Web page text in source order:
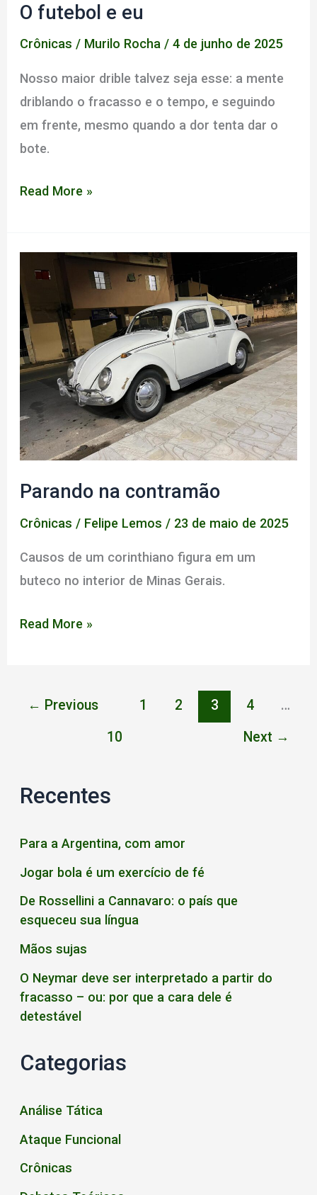
O futebol e eu
Crônicas / Murilo Rocha/4 de junho de 2025
Nosso maior drible talvez seja esse: a mente
driblando o fracasso e o tempo, e seguindo
em frente, mesmo quando a dor tenta dar o
bote.
O
Read More »
Parando na contramão
Crônicas / Felipe Lemos / 23 de maio de 2025
Causos de um corinthiano figura em um
buteco no interior de Minas Gerais.
Parando
Read More »
← Previous 1 2 3 4
…
10
Next →
Recentes
Para a Argentina, com amor
Jogar bola é um exercício de fé
De Rossellini a Cannavaro: o país que
esqueceu sua língua
Mãos sujas
O Neymar deve ser interpretado a partir do
fracasso – ou: por que a cara dele é
detestável
Categorias
Análise Tática
Ataque Funcional
Crônicas